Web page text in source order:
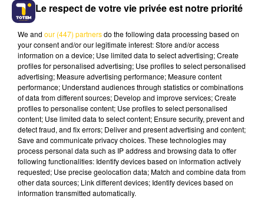
Lecture (4 min 6 sec)
9 avril 2025 - 4 min 6 sec
L'INFO DU LOT À FIGEAC LE 09/04/25 À
08H30
L'info du Lot à Figeac
Le respect de votre vie privée est notre priorité
We and our (447) partnersdo the following data processing based on
your consent and/or our legitimate interest: Store and/or access
information on a device; Use limited data to select advertising; Create
profiles for personalised advertising; Use profiles to select personalised
advertising; Measure advertising performance; Measure content
performance; Understand audiences through statistics or combinations
of data from different sources; Develop and improve services; Create
profiles to personalise content; Use profiles to select personalised
content; Use limited data to select content; Ensure security, prevent and
detect fraud, and fix errors; Deliver and present advertising and content;
Save and communicate privacy choices. These technologies may
process personal data such as IP address and browsing data to offer
following functionalities: Identify devices based on information actively
requested; Use precise geolocation data; Match and combine data from
other data sources; Link different devices; Identify devices based on
information transmitted automatically.